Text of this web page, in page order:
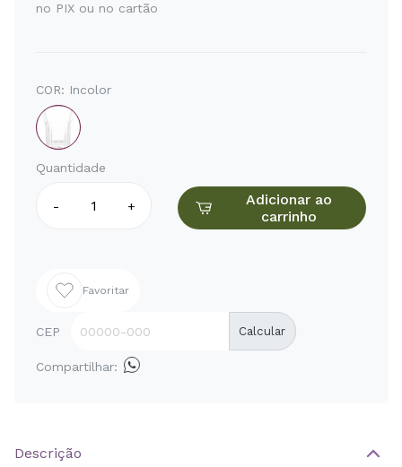
no PIX ou no cartão
COR: Incolor
Quantidade
- +
Adicionar ao
carrinho
Favoritar
CEP Calcular
Compartilhar:
Descrição